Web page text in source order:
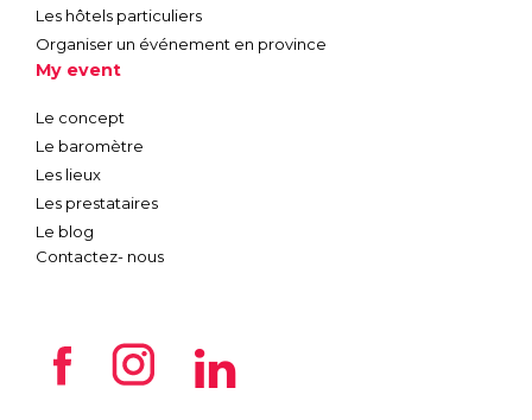
Les hôtels particuliers
Organiser un événement en province
My event
Le concept
Le baromètre
Les lieux
Les prestataires
Le blog
Contactez- nous